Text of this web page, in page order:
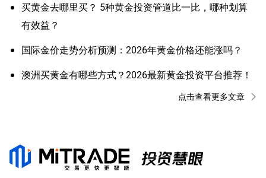
买黄金去哪里买？ 5种黄金投资管道比一比，哪种划算
有效益？
国际金价走势分析预测：2026年黄金价格还能涨吗？
澳洲买黄金有哪些方式？2026最新黄金投资平台推荐！
点击查看更多文章